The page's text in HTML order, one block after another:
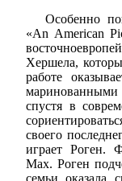
Особенно
«An American
Хершела,
работе
спустя в
своего
играет Роген.
Max. Роген